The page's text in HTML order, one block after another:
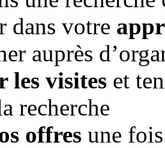
dans votre
auprès
les visites et
recherche
offres une